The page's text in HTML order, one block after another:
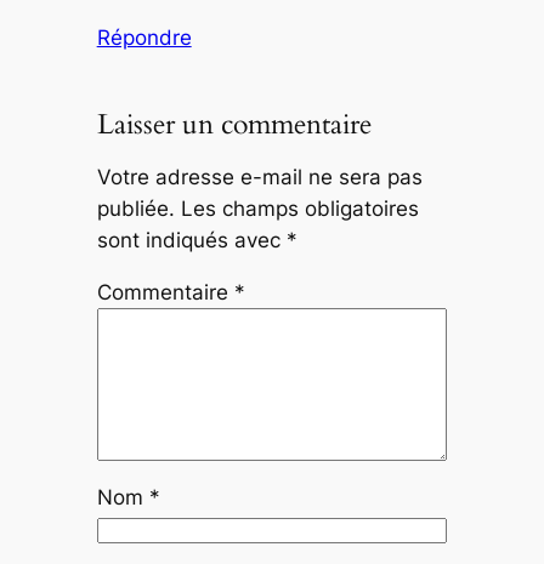
Répondre
Laisser un commentaire
Votre adresse e-mail ne sera pas
publiée. Les champs obligatoires
sont indiqués avec *
Commentaire *
Nom *